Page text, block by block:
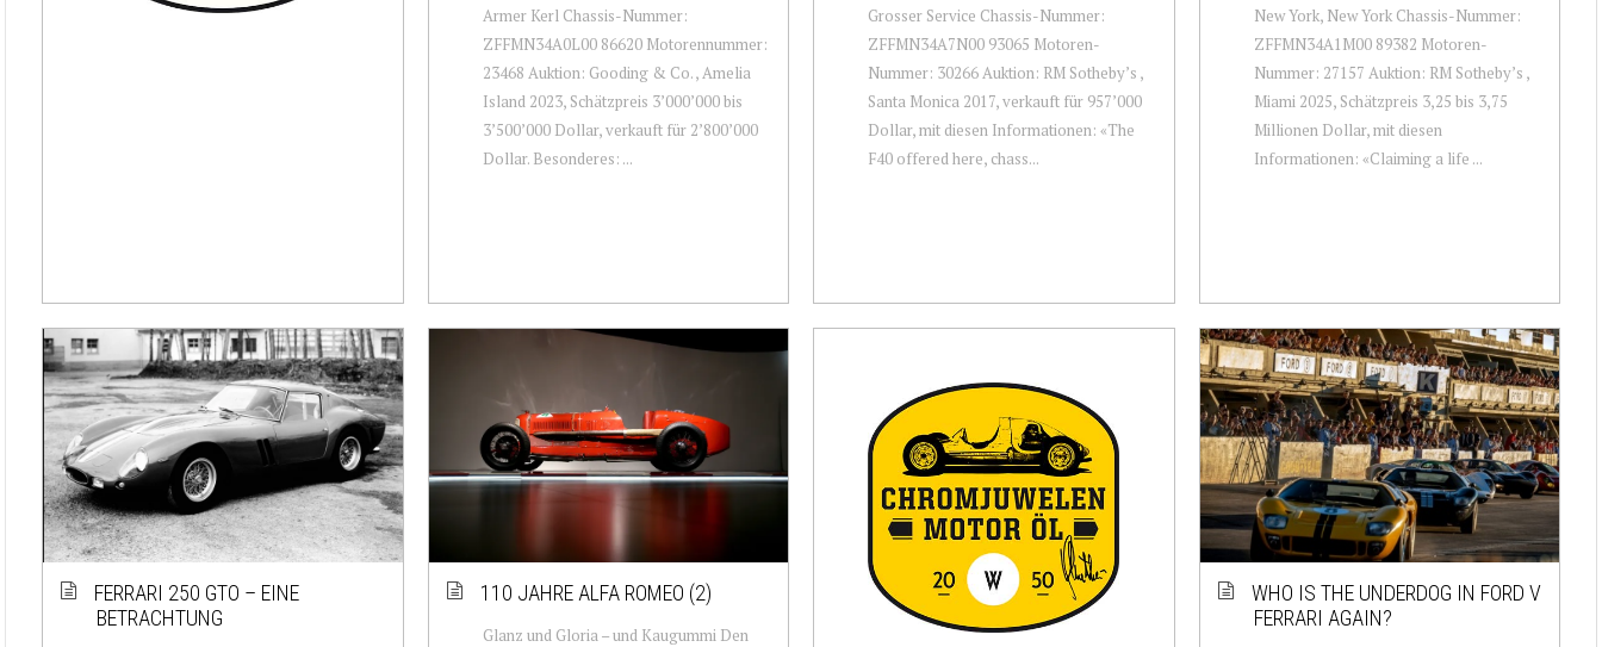
Armer Kerl Chassis-Nummer:
ZFFMN34A0L00 86620 Motorennummer:
23468 Auktion: Gooding & Co. , Amelia
Island 2023, Schätzpreis 3’000’000 bis
3’500’000 Dollar, verkauft für 2’800’000
Dollar. Besonderes: ...
Grosser Service Chassis-Nummer:
ZFFMN34A7N00 93065 Motoren-
Nummer: 30266 Auktion: RM Sotheby’s ,
Santa Monica 2017, verkauft für 957’000
Dollar, mit diesen Informationen: «The
F40 offered here, chass...
New York, New York Chassis-Nummer:
ZFFMN34A1M00 89382 Motoren-
Nummer: 27157 Auktion: RM Sotheby’s ,
Miami 2025, Schätzpreis 3,25 bis 3,75
Millionen Dollar, mit diesen
Informationen: «Claiming a life ...
FERRARI 250 GTO – EINE
BETRACHTUNG
110 JAHRE ALFA ROMEO (2)
Glanz und Gloria – und Kaugummi Den
WHO IS THE UNDERDOG IN FORD V
FERRARI AGAIN?